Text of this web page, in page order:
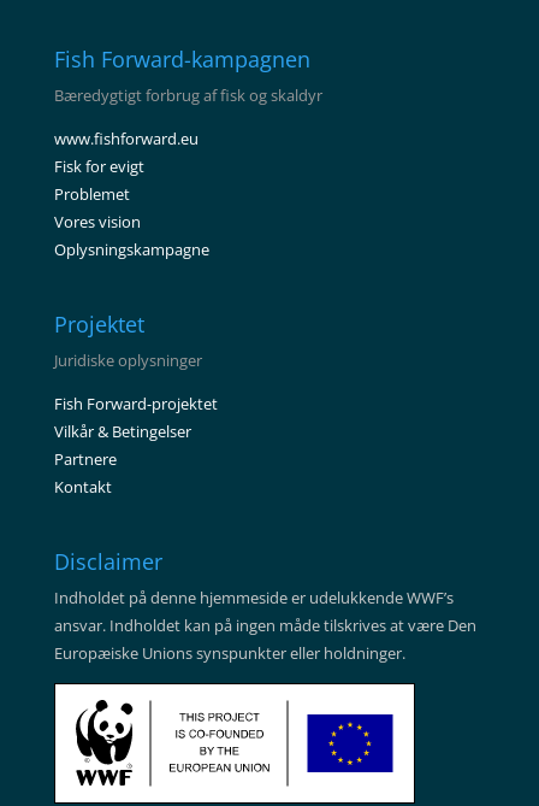
Fish Forward-kampagnen
Bæredygtigt forbrug af fisk og skaldyr
www.fishforward.eu
Fisk for evigt
Problemet
Vores vision
Oplysningskampagne
Projektet
Juridiske oplysninger
Fish Forward-projektet
Vilkår & Betingelser
Partnere
Kontakt
Disclaimer
Indholdet på denne hjemmeside er udelukkende WWF’s
ansvar. Indholdet kan på ingen måde tilskrives at være Den
Europæiske Unions synspunkter eller holdninger.